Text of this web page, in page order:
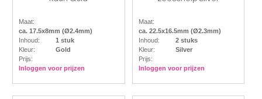
Maat:
ca. 17.5x8mm (Ø2.4mm)
Inhoud:
1 stuk
Kleur:
Gold
Prijs:
Inloggen voor prijzen
Maat:
ca. 22.5x16.5mm (Ø2.3mm)
Inhoud:
2 stuks
Kleur:
Silver
Prijs:
Inloggen voor prijzen